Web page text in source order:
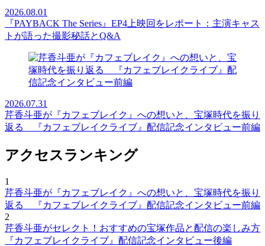
2026.08.01
『PAYBACK The Series』EP4上映回をレポート：主演キャス
トが語った撮影秘話とQ&A
2026.07.31
芹香斗亜が『カフェブレイク』への想いと、宝塚時代を振り
返る 『カフェブレイクライブ』配信記念インタビュー前編
アクセスランキング
1
芹香斗亜が『カフェブレイク』への想いと、宝塚時代を振り
返る 『カフェブレイクライブ』配信記念インタビュー前編
2
芹香斗亜がセレクト！おすすめの宝塚作品と配信の楽しみ方
『カフェブレイクライブ』配信記念インタビュー後編